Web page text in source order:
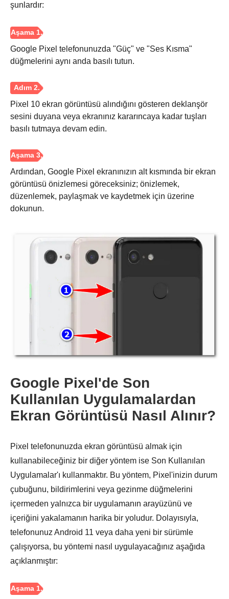
şunlardır:
Aşama 1.
Google Pixel telefonunuzda "Güç" ve "Ses Kısma"
düğmelerini aynı anda basılı tutun.
Adım 2.
Pixel 10 ekran görüntüsü alındığını gösteren deklanşör
sesini duyana veya ekranınız kararıncaya kadar tuşları
basılı tutmaya devam edin.
Ardından, Google Pixel ekranınızın alt kısmında bir ekran
görüntüsü önizlemesi göreceksiniz; önizlemek,
düzenlemek, paylaşmak ve kaydetmek için üzerine
dokunun.
Google Pixel'de Son
Kullanılan Uygulamalardan
Ekran Görüntüsü Nasıl Alınır?
Pixel telefonunuzda ekran görüntüsü almak için
kullanabileceğiniz bir diğer yöntem ise Son Kullanılan
Uygulamalar'ı kullanmaktır. Bu yöntem, Pixel'inizin durum
çubuğunu, bildirimlerini veya gezinme düğmelerini
içermeden yalnızca bir uygulamanın arayüzünü ve
içeriğini yakalamanın harika bir yoludur. Dolayısıyla,
telefonunuz Android 11 veya daha yeni bir sürümle
çalışıyorsa, bu yöntemi nasıl uygulayacağınız aşağıda
açıklanmıştır: